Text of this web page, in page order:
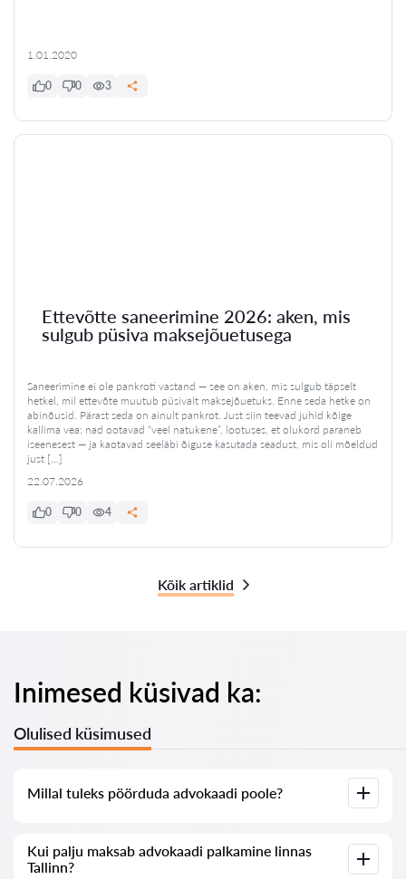
1.01.2020
0 0 3
Ettevõtte saneerimine 2026: aken, mis
sulgub püsiva maksejõuetusega
Saneerimine ei ole pankroti vastand — see on aken, mis sulgub täpselt
hetkel, mil ettevõte muutub püsivalt maksejõuetuks. Enne seda hetke on
abinõusid. Pärast seda on ainult pankrot. Just siin teevad juhid kõige
kallima vea: nad ootavad “veel natukene”, lootuses, et olukord paraneb
iseenesest — ja kaotavad seeläbi õiguse kasutada seadust, mis oli mõeldud
just […]
22.07.2026
0 0 4
Kõik artiklid
Inimesed küsivad ka:
Olulised küsimused
Millal tuleks pöörduda advokaadi poole?
otsustavad advokaadi poole pöörduda tavaliselt siis, kui neil
on keerulised probleemid. Linnas Tallinn pöördutakse
Kui palju maksab advokaadi palkamine linnas
Tallinn?